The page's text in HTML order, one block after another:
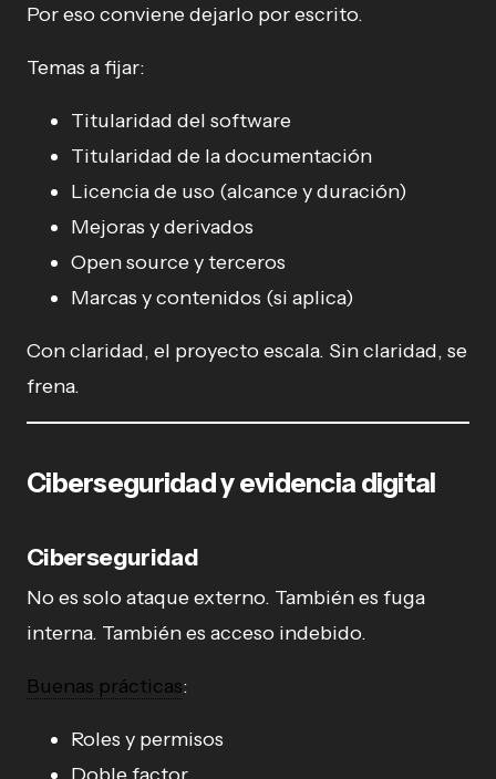
Por eso conviene dejarlo por escrito.
Temas a fijar:
Titularidad del software
Titularidad de la documentación
Licencia de uso (alcance y duración)
Mejoras y derivados
Open source y terceros
Marcas y contenidos (si aplica)
Con claridad, el proyecto escala. Sin claridad, se
frena.
Ciberseguridad y evidencia digital
Ciberseguridad
No es solo ataque externo. También es fuga
interna. También es acceso indebido.
Buenas prácticas:
Roles y permisos